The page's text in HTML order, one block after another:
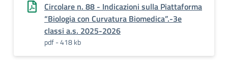
Circolare n. 88 - Indicazioni sulla Piattaforma
“Biologia con Curvatura Biomedica”.-3e
classi a.s. 2025-2026
pdf - 418 kb